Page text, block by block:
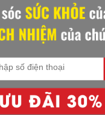
phá thai ở
lượng
MIỄN PHÍ TRỰC
gian trò chuyện hãy
882 9288